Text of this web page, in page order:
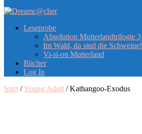
Leseprobe
Absolution Mutterlandtrilogie 3
Im Wald, da sind die Schweine!
Vi-si-on Mutterland
Bücher
Log In
Start /Young Adult / Kathangoo-Exodus